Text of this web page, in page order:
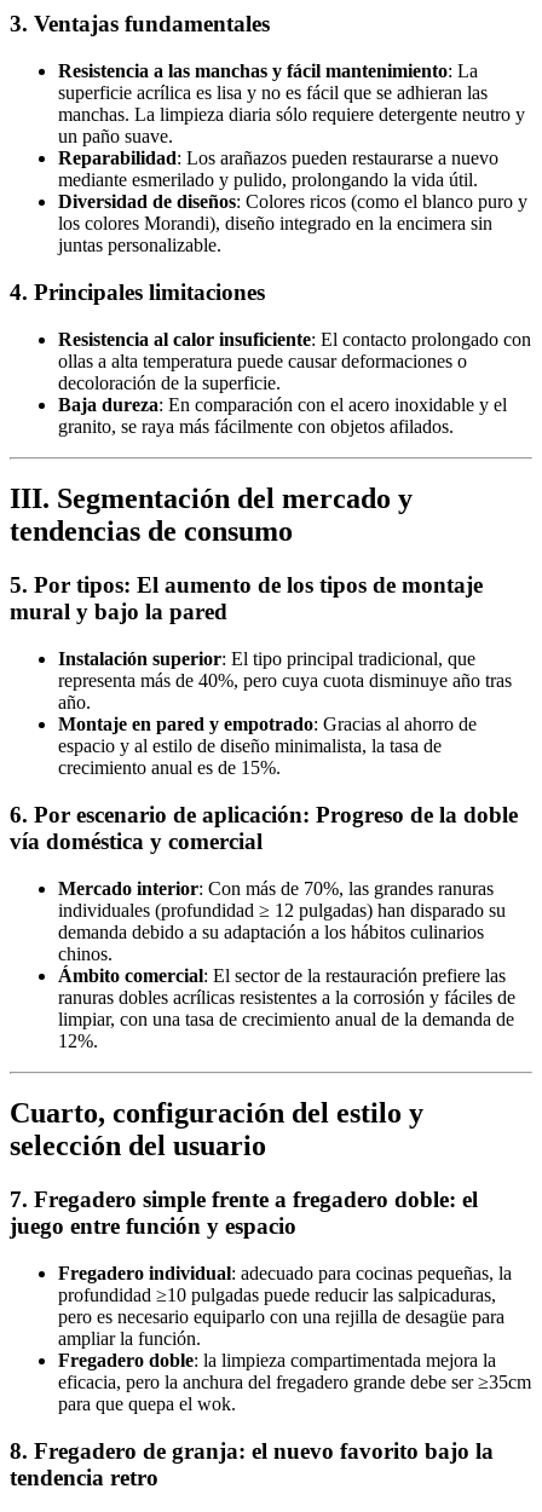
3. Ventajas fundamentales
Resistencia a las manchas y fácil mantenimiento: La
superficie acrílica es lisa y no es fácil que se adhieran las
manchas. La limpieza diaria sólo requiere detergente neutro y
un paño suave.
Reparabilidad: Los arañazos pueden restaurarse a nuevo
mediante esmerilado y pulido, prolongando la vida útil.
Diversidad de diseños: Colores ricos (como el blanco puro y
los colores Morandi), diseño integrado en la encimera sin
juntas personalizable.
4. Principales limitaciones
Resistencia al calor insuficiente: El contacto prolongado con
ollas a alta temperatura puede causar deformaciones o
decoloración de la superficie.
Baja dureza: En comparación con el acero inoxidable y el
granito, se raya más fácilmente con objetos afilados.
III. Segmentación del mercado y
tendencias de consumo
5. Por tipos: El aumento de los tipos de montaje
mural y bajo la pared
Instalación superior: El tipo principal tradicional, que
representa más de 40%, pero cuya cuota disminuye año tras
año.
Montaje en pared y empotrado: Gracias al ahorro de
espacio y al estilo de diseño minimalista, la tasa de
crecimiento anual es de 15%.
6. Por escenario de aplicación: Progreso de la doble
vía doméstica y comercial
Mercado interior: Con más de 70%, las grandes ranuras
individuales (profundidad ≥ 12 pulgadas) han disparado su
demanda debido a su adaptación a los hábitos culinarios
chinos.
Ámbito comercial: El sector de la restauración prefiere las
ranuras dobles acrílicas resistentes a la corrosión y fáciles de
limpiar, con una tasa de crecimiento anual de la demanda de
12%.
Cuarto, configuración del estilo y
selección del usuario
7. Fregadero simple frente a fregadero doble: el
juego entre función y espacio
Fregadero individual: adecuado para cocinas pequeñas, la
profundidad ≥10 pulgadas puede reducir las salpicaduras,
pero es necesario equiparlo con una rejilla de desagüe para
ampliar la función.
Fregadero doble: la limpieza compartimentada mejora la
eficacia, pero la anchura del fregadero grande debe ser ≥35cm
para que quepa el wok.
8. Fregadero de granja: el nuevo favorito bajo la
tendencia retro